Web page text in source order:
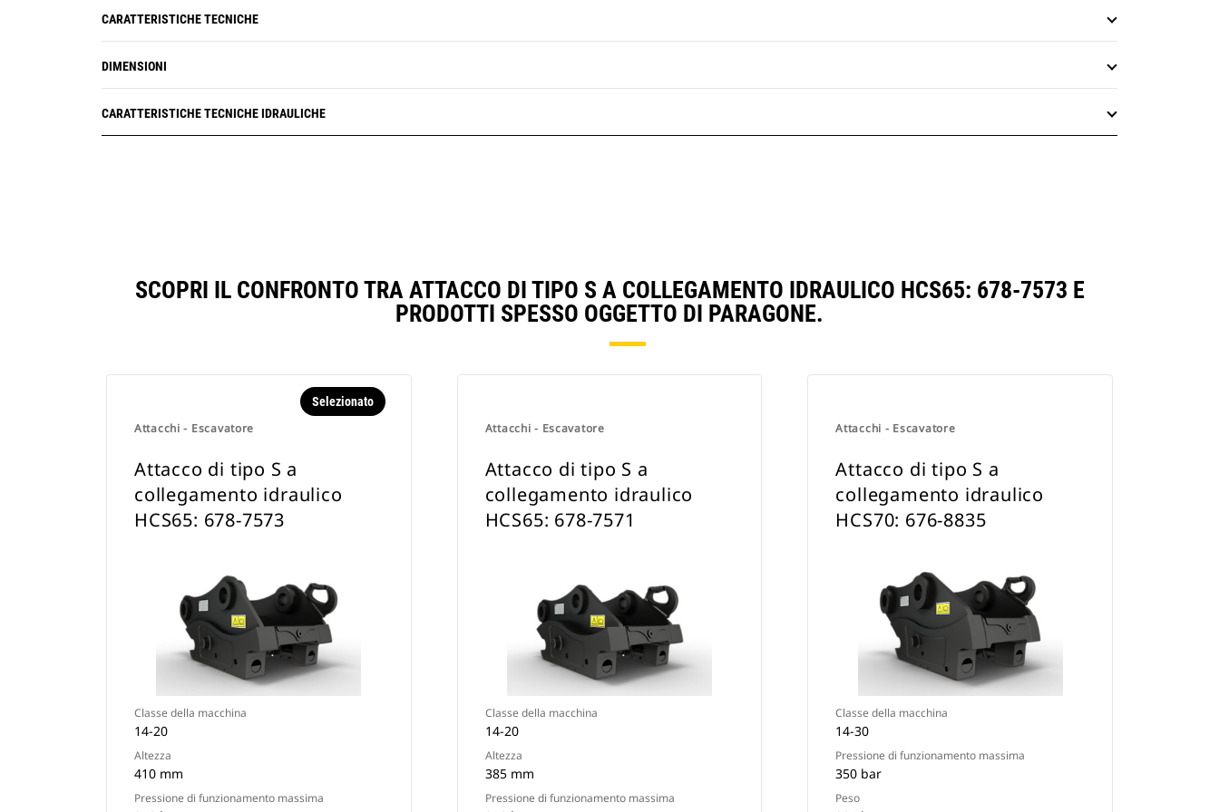
CARATTERISTICHE TECNICHE
DIMENSIONI
CARATTERISTICHE TECNICHE IDRAULICHE
SCOPRI IL CONFRONTO TRA ATTACCO DI TIPO S A COLLEGAMENTO IDRAULICO HCS65: 678-7573 E
PRODOTTI SPESSO OGGETTO DI PARAGONE.
Attacchi - Escavatore
Selezionato
Attacco di tipo S a
collegamento idraulico
HCS65: 678-7573
Classe della macchina
14-20
Altezza
410 mm
Pressione di funzionamento massima
Attacchi - Escavatore
Attacco di tipo S a
collegamento idraulico
HCS65: 678-7571
Classe della macchina
14-20
Altezza
385 mm
Pressione di funzionamento massima
Attacchi - Escavatore
Attacco di tipo S a
collegamento idraulico
HCS70: 676-8835
Classe della macchina
14-30
Pressione di funzionamento massima
350 bar
Peso